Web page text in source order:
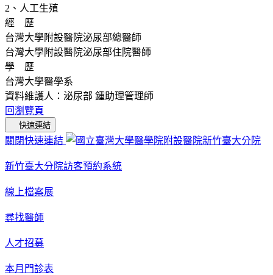
2、人工生殖
經 歷
台灣大學附設醫院泌尿部總醫師
台灣大學附設醫院泌尿部住院醫師
學 歷
台灣大學醫學系
資料維護人：泌尿部 鍾助理管理師
回瀏覽頁
快速連結
關閉快速連結
新竹臺大分院訪客預約系統
線上檔案展
尋找醫師
人才招募
本月門診表